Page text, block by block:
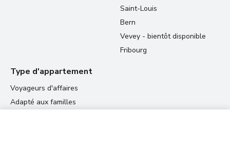
Saint-Louis
Bern
Vevey - bientôt disponible
Fribourg
Type d'appartement
Voyageurs d'affaires
Adapté aux familles